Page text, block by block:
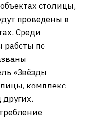
столицы,
проведены в
Среди
работы по
«Звёзды
комплекс